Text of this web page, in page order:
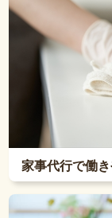
家事代行で働